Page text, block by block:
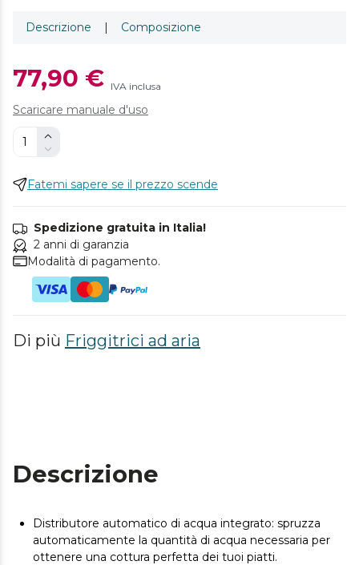
Descrizione | Composizione
77,90 € IVA inclusa
Scaricare manuale d'uso
Fatemi sapere se il prezzo scende
Spedizione gratuita in Italia!
2 anni di garanzia
Modalità di pagamento.
Di più Friggitrici ad aria
Descrizione
Distributore automatico di acqua integrato: spruzza
automaticamente la quantità di acqua necessaria per
ottenere una cottura perfetta dei tuoi piatti.